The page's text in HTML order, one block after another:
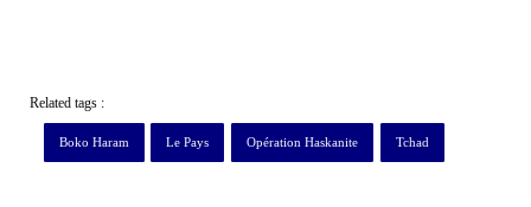
Related tags :
Boko Haram Le Pays Opération Haskanite Tchad